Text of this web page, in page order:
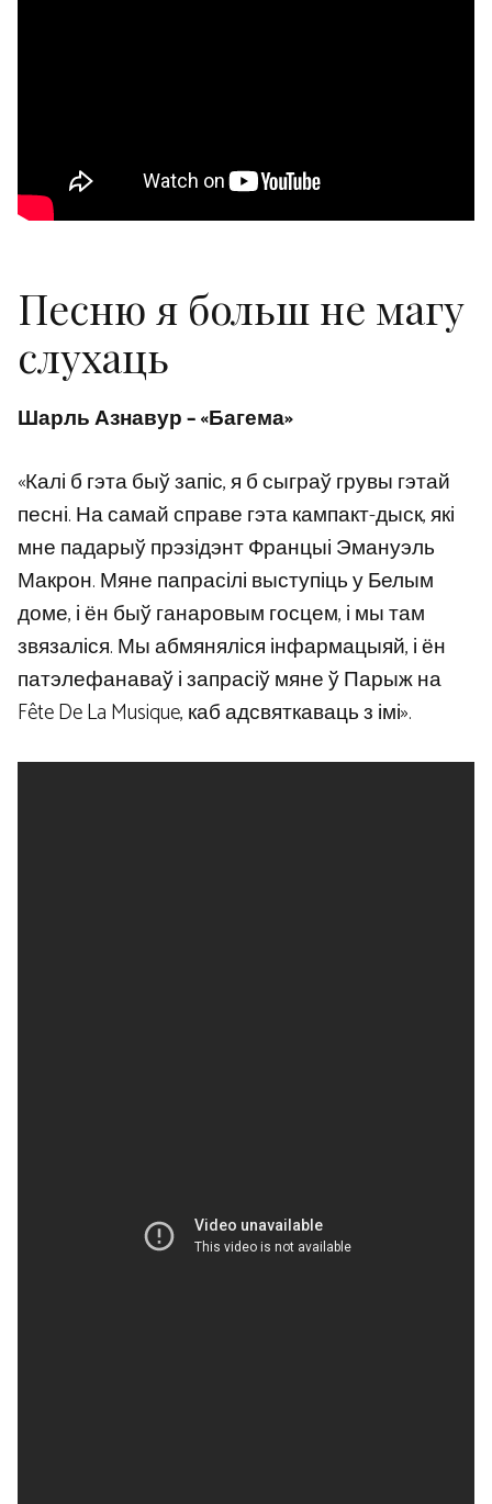
Песню я больш не магу
слухаць
Шарль Азнавур – «Багема»
«Калі б гэта быў запіс, я б сыграў грувы гэтай
песні. На самай справе гэта кампакт-дыск, які
мне падарыў прэзідэнт Францыі Эмануэль
Макрон. Мяне папрасілі выступіць у Белым
доме, і ён быў ганаровым госцем, і мы там
звязаліся. Мы абмяняліся інфармацыяй, і ён
патэлефанаваў і запрасіў мяне ў Парыж на
Fête De La Musique, каб адсвяткаваць з імі».